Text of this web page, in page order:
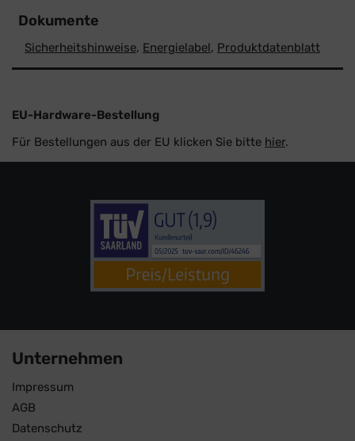
Dokumente
Sicherheitshinweise, Energielabel, Produktdatenblatt
EU-Hardware-Bestellung
Für Bestellungen aus der EU klicken Sie bitte hier.
Unternehmen
Impressum
AGB
Datenschutz